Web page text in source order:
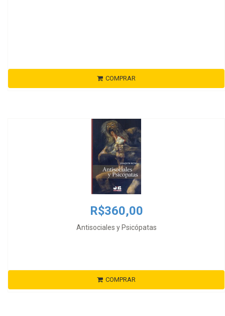
COMPRAR
R$360,00
Antisociales y Psicópatas
COMPRAR